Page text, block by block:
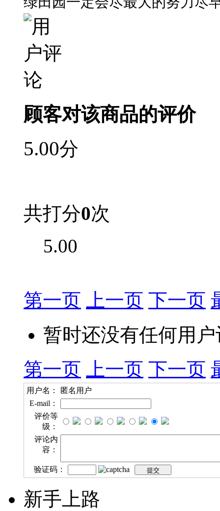
顾客对该商品的评价
5.00分
共打分0次
5.00
第一页 上一页 下一页
暂时还没有任何用
第一页
上一页 下一页
用户名：
匿名用户
E-mail：
评价等
级：
评论内
容：
验证码：
新手上路